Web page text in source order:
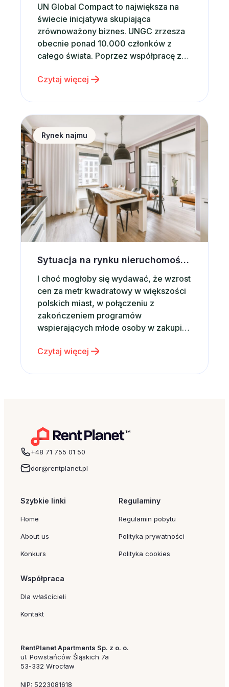
UN Global Compact to największa na
świecie inicjatywa skupiająca
zrównoważony biznes. UNGC zrzesza
obecnie ponad 10.000 członków z
całego świata. Poprzez współpracę z
organizacjami, firmami i instytucjami
stając się katalizatorem globalnych
zmian. Od momentu powołania w 2000
roku przez Sekretarza Generalnego
ONZ – Kofi Annana, UN Global Compact
prowadzi…
Czytaj więcej
Sytuacja na rynku nieruchomości a wynajem
Rynek najmu
Sytuacja na rynku nieruchomości a wynajem krótkoterminowy
I choć mogłoby się wydawać, że wzrost
cen za metr kwadratowy w większości
polskich miast, w połączeniu z
zakończeniem programów
wspierających młode osoby w zakupie
wpływ na rynkowe tendencje, z opinii
powinna mieć miejsca. Zgodnie z
Czytaj więcej
+48 71 755 01 50
dor@rentplanet.pl
Szybkie linki
Home
About us
Konkurs
Regulaminy
Regulamin pobytu
Polityka prywatności
Polityka cookies
Współpraca
Dla właścicieli
Kontakt
RentPlanet Apartments Sp. z o. o.
ul. Powstańców Śląskich 7a
53-332 Wrocław
NIP: 5223081618